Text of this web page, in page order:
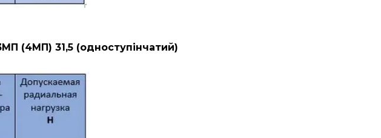
(4МП) 31,5 (одноступінчатий)